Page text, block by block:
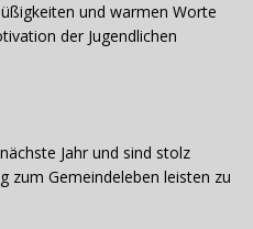
und warmen Worte
der Jugendlichen
Jahr und sind stolz
zum Gemeindeleben leisten zu